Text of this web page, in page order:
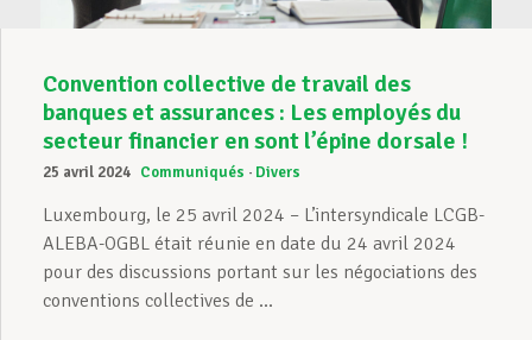
Convention collective de travail des
banques et assurances : Les employés du
secteur financier en sont l’épine dorsale !
25 avril 2024 Communiqués Divers
Luxembourg, le 25 avril 2024 – L’intersyndicale LCGB-
ALEBA-OGBL était réunie en date du 24 avril 2024
pour des discussions portant sur les négociations des
conventions collectives de ...